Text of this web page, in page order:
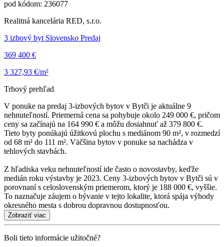
pod kódom: 236077
Realitná kancelária RED, s.r.o.
3 izbový byt Slovensko Predaj
369 400 €
3 327,93 €/m²
Trhový prehľad
V ponuke na predaj 3-izbových bytov v Bytči je aktuálne 9
nehnuteľností. Priemerná cena sa pohybuje okolo 249 000 €, pričom
ceny sa začínajú na 164 990 € a môžu dosiahnuť až 379 800 €.
Tieto byty ponúkajú úžitkovú plochu s mediánom 90 m², v rozmedzí
od 68 m² do 111 m². Väčšina bytov v ponuke sa nachádza v
tehlových stavbách.
Z hľadiska veku nehnuteľností ide často o novostavby, keďže
medián roku výstavby je 2023. Ceny 3-izbových bytov v Bytči sú v
porovnaní s celoslovenským priemerom, ktorý je 188 000 €, vyššie.
To naznačuje záujem o bývanie v tejto lokalite, ktorá spája výhody
okresného mesta s dobrou dopravnou dostupnosťou.
Zobraziť viac
Boli tieto informácie užitočné?